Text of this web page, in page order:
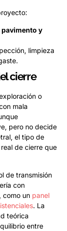
y
limpieza
cierre
o
mala
pero no decide
el tipo de
de cierre que
de transmisión
con
como un panel
. La
teórica
entre